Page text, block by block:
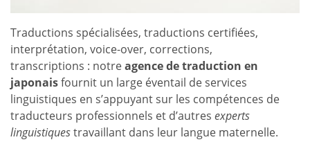
Traductions spécialisées, traductions certifiées,
interprétation, voice-over, corrections,
transcriptions : notreagence de traduction en
japonaisfournit un large éventail de services
linguistiques en s’appuyant sur les compétences de
traducteurs professionnels et d’autres experts
linguistiquestravaillant dans leur langue maternelle.